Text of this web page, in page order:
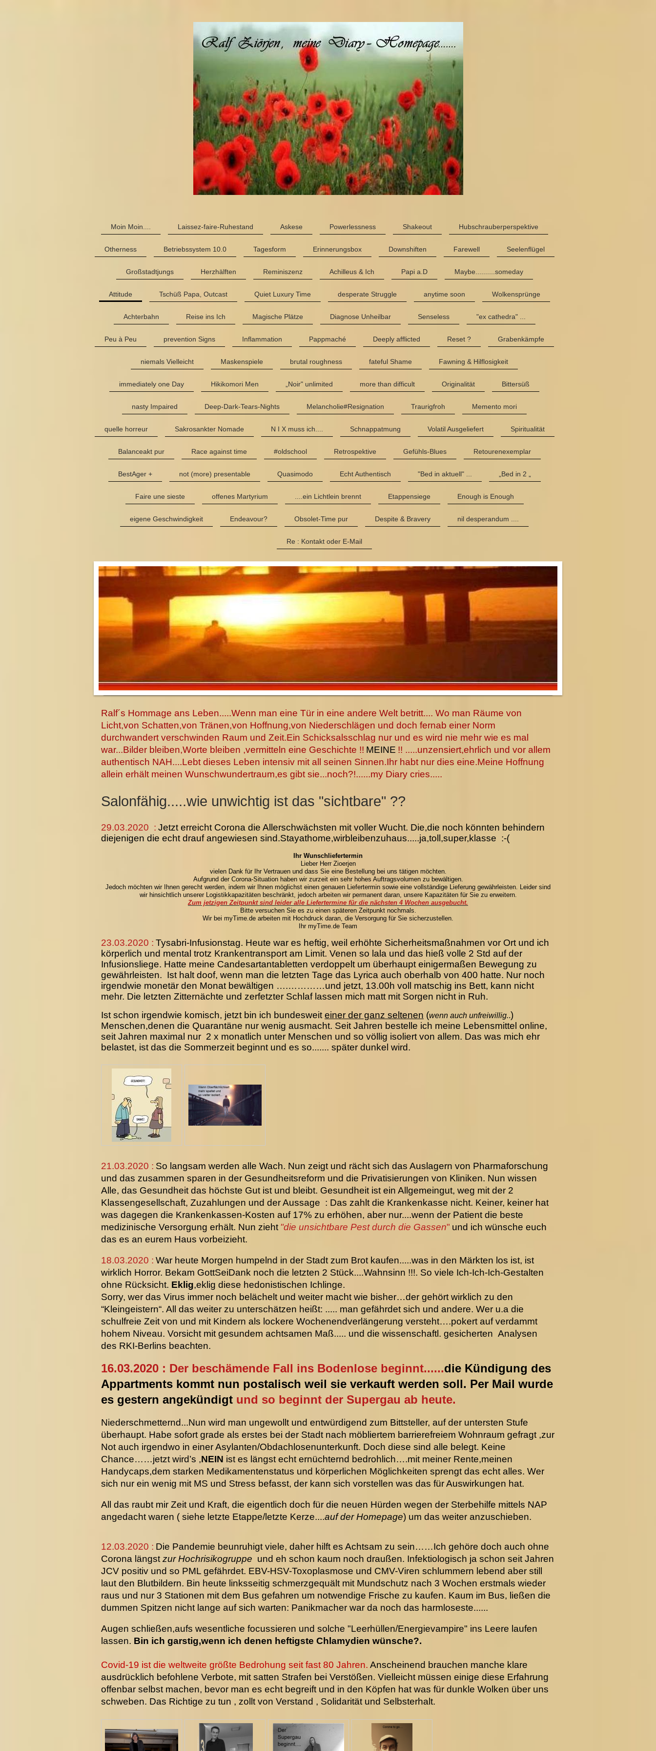
Moin Moin.... Laissez-faire-Ruhestand Askese Powerlessness Shakeout Hubschrauberperspektive
Otherness Betriebssystem 10.0 Tagesform Erinnerungsbox Downshiften Farewell Seelenflügel
Großstadtjungs Herzhälften Reminiszenz Achilleus & Ich Papi a.D Maybe..........someday
Attitude Tschüß Papa, Outcast Quiet Luxury Time desperate Struggle anytime soon Wolkensprünge
Achterbahn Reise ins Ich Magische Plätze Diagnose Unheilbar Senseless "ex cathedra" ...
Peu à Peu prevention Signs Inflammation Pappmaché Deeply afflicted Reset ? Grabenkämpfe
niemals Vielleicht Maskenspiele brutal roughness fateful Shame Fawning & Hilflosigkeit
immediately one Day Hikikomori Men „Noir" unlimited more than difficult Originalität Bittersüß
nasty Impaired Deep-Dark-Tears-Nights Melancholie#Resignation Traurigfroh Memento mori
quelle horreur Sakrosankter Nomade N I X muss ich.... Schnappatmung Volatil Ausgeliefert Spiritualität
Balanceakt pur Race against time #oldschool Retrospektive Gefühls-Blues Retourenexemplar
BestAger + not (more) presentable Quasimodo Echt Authentisch "Bed in aktuell" ... „Bed in 2 „
Faire une sieste offenes Martyrium ....ein Lichtlein brennt Etappensiege Enough is Enough
eigene Geschwindigkeit Endeavour? Obsolet-Time pur Despite & Bravery nil desperandum ....
Re : Kontakt oder E-Mail
Ralf´s Hommage ans Leben.....Wenn man eine Tür in eine andere Welt betritt.... Wo man Räume von
Licht,von Schatten,von Tränen,von Hoffnung,von Niederschlägen und doch fernab einer Norm
durchwandert verschwinden Raum und Zeit.Ein Schicksalsschlag nur und es wird nie mehr wie es mal
war...Bilder bleiben,Worte bleiben ,vermitteln eine Geschichte !! MEINE !! .....unzensiert,ehrlich und vor allem
authentisch NAH....Lebt dieses Leben intensiv mit all seinen Sinnen.Ihr habt nur dies eine.Meine Hoffnung
allein erhält meinen Wunschwundertraum,es gibt sie...noch?!......my Diary cries.....
Salonfähig.....wie unwichtig ist das "sichtbare" ??
29.03.2020 : Jetzt erreicht Corona die Allerschwächsten mit voller Wucht. Die,die noch könnten behindern
diejenigen die echt drauf angewiesen sind.Stayathome,wirbleibenzuhaus.....ja,toll,super,klasse :-(
Ihr Wunschliefertermin
Lieber Herr Zioerjen
vielen Dank für Ihr Vertrauen und dass Sie eine Bestellung bei uns tätigen möchten.
Aufgrund der Corona-Situation haben wir zurzeit ein sehr hohes Auftragsvolumen zu bewältigen.
Jedoch möchten wir Ihnen gerecht werden, indem wir Ihnen möglichst einen genauen Liefertermin sowie eine vollständige Lieferung gewährleisten. Leider sind
wir hinsichtlich unserer Logistikkapazitäten beschränkt, jedoch arbeiten wir permanent daran, unsere Kapazitäten für Sie zu erweitern.
Zum jetzigen Zeitpunkt sind leider alle Liefertermine für die nächsten 4 Wochen ausgebucht.
Bitte versuchen Sie es zu einen späteren Zeitpunkt nochmals.
Wir bei myTime.de arbeiten mit Hochdruck daran, die Versorgung für Sie sicherzustellen.
Ihr myTime.de Team
23.03.2020 : Tysabri-Infusionstag. Heute war es heftig, weil erhöhte Sicherheitsmaßnahmen vor Ort und ich
körperlich und mental trotz Krankentransport am Limit. Venen so lala und das hieß volle 2 Std auf der
Infusionsliege. Hatte meine Candesartantabletten verdoppelt um überhaupt einigermaßen Bewegung zu
gewährleisten. Ist halt doof, wenn man die letzten Tage das Lyrica auch oberhalb von 400 hatte. Nur noch
irgendwie monetär den Monat bewältigen ….…………und jetzt, 13.00h voll matschig ins Bett, kann nicht
mehr. Die letzten Zitternächte und zerfetzter Schlaf lassen mich matt mit Sorgen nicht in Ruh.
Ist schon irgendwie komisch, jetzt bin ich bundesweit einer der ganz seltenen (wenn auch unfreiwillig..)
Menschen,denen die Quarantäne nur wenig ausmacht. Seit Jahren bestelle ich meine Lebensmittel online,
seit Jahren maximal nur 2 x monatlich unter Menschen und so völlig isoliert von allem. Das was mich ehr
belastet, ist das die Sommerzeit beginnt und es so....... später dunkel wird.
21.03.2020 : So langsam werden alle Wach. Nun zeigt und rächt sich das Auslagern von Pharmaforschung
und das zusammen sparen in der Gesundheitsreform und die Privatisierungen von Kliniken. Nun wissen
Alle, das Gesundheit das höchste Gut ist und bleibt. Gesundheit ist ein Allgemeingut, weg mit der 2
Klassengesellschaft, Zuzahlungen und der Aussage : Das zahlt die Krankenkasse nicht. Keiner, keiner hat
was dagegen die Krankenkassen-Kosten auf 17% zu erhöhen, aber nur....wenn der Patient die beste
medizinische Versorgung erhält. Nun zieht "die unsichtbare Pest durch die Gassen" und ich wünsche euch
das es an eurem Haus vorbeizieht.
18.03.2020 : War heute Morgen humpelnd in der Stadt zum Brot kaufen.....was in den Märkten los ist, ist
wirklich Horror. Bekam GottSeiDank noch die letzten 2 Stück....Wahnsinn !!!. So viele Ich-Ich-Ich-Gestalten
ohne Rücksicht. Eklig,eklig diese hedonistischen Ichlinge.
Sorry, wer das Virus immer noch belächelt und weiter macht wie bisher…der gehört wirklich zu den
“Kleingeistern“. All das weiter zu unterschätzen heißt: ..... man gefährdet sich und andere. Wer u.a die
schulfreie Zeit von und mit Kindern als lockere Wochenendverlängerung versteht….pokert auf verdammt
hohem Niveau. Vorsicht mit gesundem achtsamen Maß..... und die wissenschaftl. gesicherten Analysen
des RKI-Berlins beachten.
16.03.2020 : Der beschämende Fall ins Bodenlose beginnt......die Kündigung des
Appartments kommt nun postalisch weil sie verkauft werden soll. Per Mail wurde
es gestern angekündigt und so beginnt der Supergau ab heute.
Niederschmetternd...Nun wird man ungewollt und entwürdigend zum Bittsteller, auf der untersten Stufe
überhaupt. Habe sofort grade als erstes bei der Stadt nach möbliertem barrierefreiem Wohnraum gefragt ,zur
Not auch irgendwo in einer Asylanten/Obdachlosenunterkunft. Doch diese sind alle belegt. Keine
Chance……jetzt wird’s ,NEIN ist es längst echt ernüchternd bedrohlich….mit meiner Rente,meinen
Handycaps,dem starken Medikamentenstatus und körperlichen Möglichkeiten sprengt das echt alles. Wer
sich nur ein wenig mit MS und Stress befasst, der kann sich vorstellen was das für Auswirkungen hat.
All das raubt mir Zeit und Kraft, die eigentlich doch für die neuen Hürden wegen der Sterbehilfe mittels NAP
angedacht waren ( siehe letzte Etappe/letzte Kerze....auf der Homepage) um das weiter anzuschieben.
12.03.2020 : Die Pandemie beunruhigt viele, daher hilft es Achtsam zu sein……Ich gehöre doch auch ohne
Corona längst zur Hochrisikogruppe und eh schon kaum noch draußen. Infektiologisch ja schon seit Jahren
JCV positiv und so PML gefährdet. EBV-HSV-Toxoplasmose und CMV-Viren schlummern lebend aber still
laut den Blutbildern. Bin heute linksseitig schmerzgequält mit Mundschutz nach 3 Wochen erstmals wieder
raus und nur 3 Stationen mit dem Bus gefahren um notwendige Frische zu kaufen. Kaum im Bus, ließen die
dummen Spitzen nicht lange auf sich warten: Panikmacher war da noch das harmloseste......
Augen schließen,aufs wesentliche focussieren und solche "Leerhüllen/Energievampire" ins Leere laufen
lassen. Bin ich garstig,wenn ich denen heftigste Chlamydien wünsche?.
Covid-19 ist die weltweite größte Bedrohung seit fast 80 Jahren. Anscheinend brauchen manche klare
ausdrücklich befohlene Verbote, mit satten Strafen bei Verstößen. Vielleicht müssen einige diese Erfahrung
offenbar selbst machen, bevor man es echt begreift und in den Köpfen hat was für dunkle Wolken über uns
schweben. Das Richtige zu tun , zollt von Verstand , Solidarität und Selbsterhalt.